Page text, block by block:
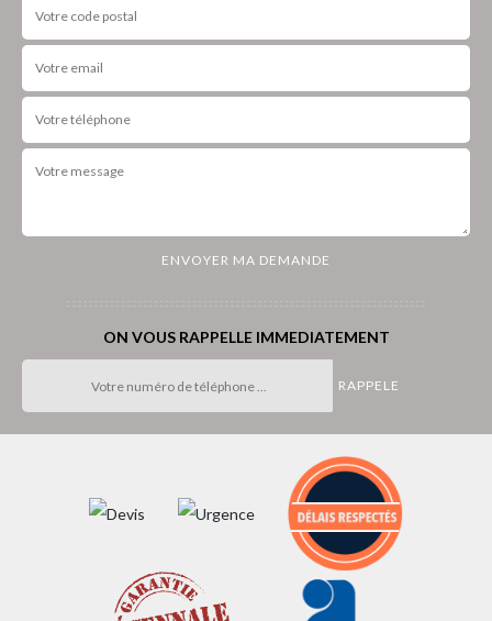
ON VOUS RAPPELLE IMMEDIATEMENT